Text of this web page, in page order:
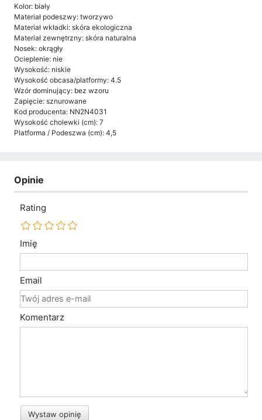
Kolor: biały
Materiał podeszwy: tworzywo
Materiał wkładki: skóra ekologiczna
Materiał zewnętrzny: skóra naturalna
Nosek: okrągły
Ocieplenie: nie
Wysokość: niskie
Wysokość obcasa/platformy: 4.5
Wzór dominujący: bez wzoru
Zapięcie: sznurowane
Kod producenta: NN2N4031
Wysokość cholewki (cm): 7
Platforma / Podeszwa (cm): 4,5
Opinie
Rating
Imię
Email
Komentarz
Wystaw opinię